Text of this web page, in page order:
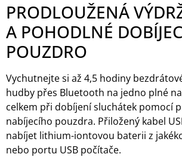
PRODLOUŽENÁ
A POHODLNÉ
POUZDRO
Vychutnejte si až 4,5 hodiny
hudby přes Bluetooth na jedno plné
celkem při dobíjení sluchátek pomocí
nabíjecího pouzdra. Přiložený kabel
nabíjet lithium-iontovou baterii z
nebo portu USB počítače.